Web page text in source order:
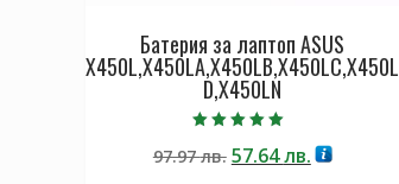
Батерия за лаптоп ASUS
X450L,X450LA,X450LB,X450LC,X450L
D,X450LN
5.00
от 5
97.97лв. Original
57.64лв.Текущата